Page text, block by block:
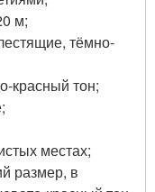
м;
тёмно-
красный тон;
местах;
размер, в